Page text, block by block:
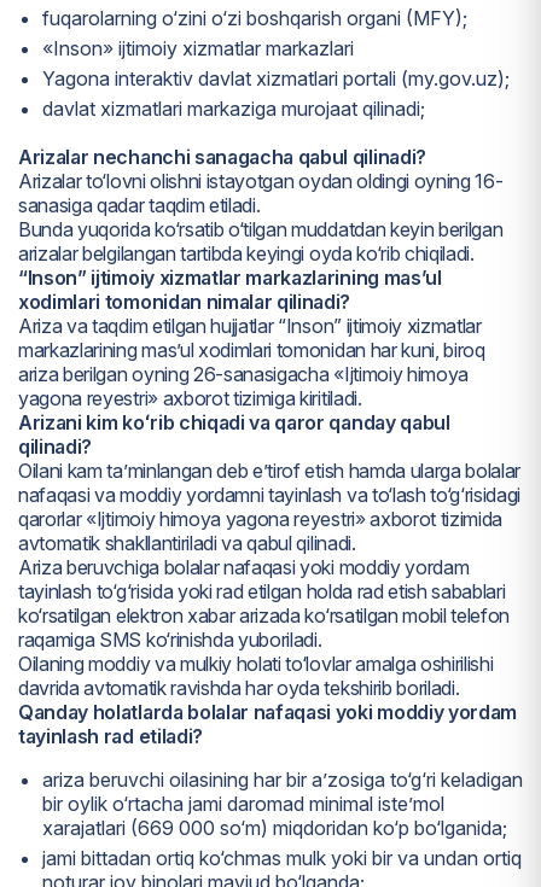
fuqarolarning o‘zini o‘zi boshqarish organi (MFY);
«Inson» ijtimoiy xizmatlar markazlari
Yagona interaktiv davlat xizmatlari portali (my.gov.uz);
davlat xizmatlari markaziga murojaat qilinadi;
Arizalar nechanchi sanagacha qabul qilinadi?
Arizalar to‘lovni olishni istayotgan oydan oldingi oyning 16-
sanasiga qadar taqdim etiladi.
Bunda yuqorida ko‘rsatib o‘tilgan muddatdan keyin berilgan
arizalar belgilangan tartibda keyingi oyda ko‘rib chiqiladi.
“Inson” ijtimoiy xizmatlar markazlarining mas’ul
xodimlari tomonidan nimalar qilinadi?
Ariza va taqdim etilgan hujjatlar “Inson” ijtimoiy xizmatlar
markazlarining mas’ul xodimlari tomonidan har kuni, biroq
ariza berilgan oyning 26-sanasigacha «Ijtimoiy himoya
yagona reyestri» axborot tizimiga kiritiladi.
Arizani kim koʻrib chiqadi va qaror qanday qabul
qilinadi?
Oilani kam ta’minlangan deb e’tirof etish hamda ularga bolalar
nafaqasi va moddiy yordamni tayinlash va to‘lash to‘g‘risidagi
qarorlar «Ijtimoiy himoya yagona reyestri» axborot tizimida
avtomatik shakllantiriladi va qabul qilinadi.
Ariza beruvchiga bolalar nafaqasi yoki moddiy yordam
tayinlash to‘g‘risida yoki rad etilgan holda rad etish sabablari
ko‘rsatilgan elektron xabar arizada ko‘rsatilgan mobil telefon
raqamiga SMS ko‘rinishda yuboriladi.
Oilaning moddiy va mulkiy holati to‘lovlar amalga oshirilishi
davrida avtomatik ravishda har oyda tekshirib boriladi.
Qanday holatlarda bolalar nafaqasi yoki moddiy yordam
tayinlash rad etiladi?
ariza beruvchi oilasining har bir a’zosiga to‘g‘ri keladigan
bir oylik o‘rtacha jami daromad minimal iste’mol
xarajatlari (669 000 so‘m) miqdoridan ko‘p bo‘lganida;
jami bittadan ortiq ko‘chmas mulk yoki bir va undan ortiq